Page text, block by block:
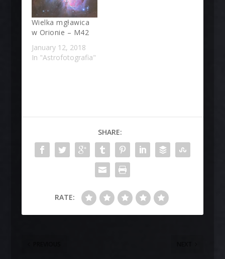
Wielka mgławica
w Orionie – M42
January 12, 2018
In "Astrofotografia"
SHARE:
RATE: